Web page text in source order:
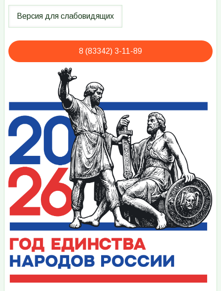
8 (83342) 3-11-89